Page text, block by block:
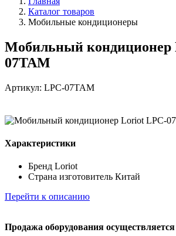
Каталог товаров
Мобильные кондиционеры
Мобильный
07TAM
Артикул: LPC-07TAM
Характеристики
Бренд Loriot
Страна изготовитель Китай
Перейти к описанию
Продажа оборудования